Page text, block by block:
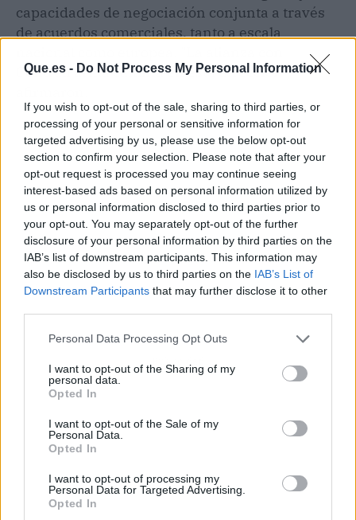
Que.es - Do Not Process My Personal Information
If you wish to opt-out of the sale, sharing to third parties, or
processing of your personal or sensitive information for
targeted advertising by us, please use the below opt-out
section to confirm your selection. Please note that after your
opt-out request is processed you may continue seeing
interest-based ads based on personal information utilized by
us or personal information disclosed to third parties prior to
your opt-out. You may separately opt-out of the further
disclosure of your personal information by third parties on the
IAB’s list of downstream participants. This information may
also be disclosed by us to third parties on the IAB’s List of
Downstream Participants that may further disclose it to other
Personal Data Processing Opt Outs
I want to opt-out of the Sharing of my
personal data.
Opted In
I want to opt-out of the Sale of my
Personal Data.
Opted In
I want to opt-out of processing my
Personal Data for Targeted Advertising.
Opted In
capacidades de negociación conjunta a través
de acuerdos comerciales, tanto a escala
CentralFarma camina en esta dirección",